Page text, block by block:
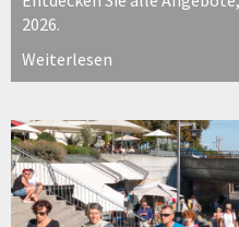
2026.
Weiterlesen